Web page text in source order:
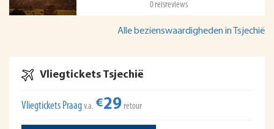
0 reisreviews
Alle bezienswaardigheden in Tsjechië
Vliegtickets Tsjechië
Vliegtickets Praag v.a. €29 retour